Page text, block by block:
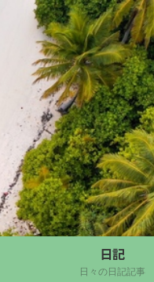
日記
日々の日記記事